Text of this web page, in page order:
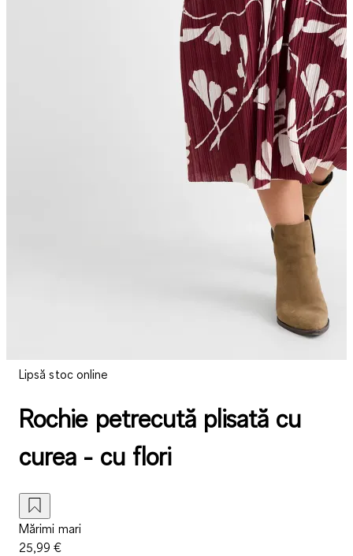
Lipsă stoc online
Rochie petrecută plisată cu
curea - cu flori
Mărimi mari
25,99 €